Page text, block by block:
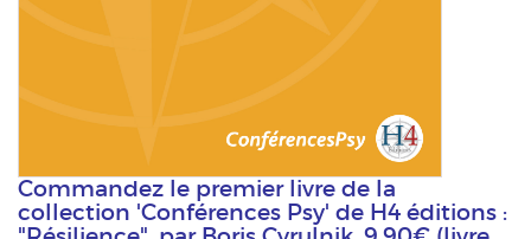
Commandez le premier livre de la
collection 'Conférences Psy' de H4 éditions :